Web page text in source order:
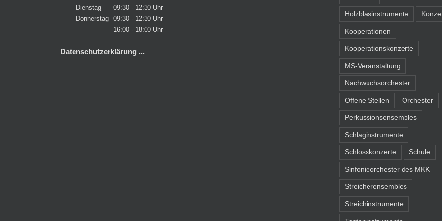
Dienstag
09:30 - 12:30 Uhr
Donnerstag
09:30 - 12:30 Uhr
16:00 - 18:00 Uhr
Datenschutzerklärung ...
Holzblasinstrumente
Kooperationen
Kooperationskonzerte
MS-Veranstaltung
Nachwuchsorchester
Offene Stellen Orchester
Perkussionsensembles
Schlaginstrumente
Schlosskonzerte Schule
Sinfonieorchester des MKK
Streicherensembles
Streichinstrumente